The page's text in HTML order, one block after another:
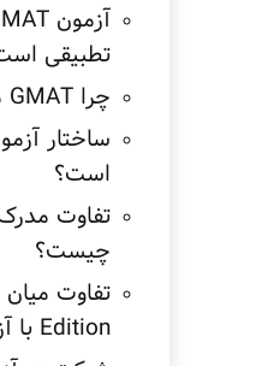
تطبیقی
چرا GMAT مهم است؟
است؟
چیست؟
Edition با آزمون GMAT